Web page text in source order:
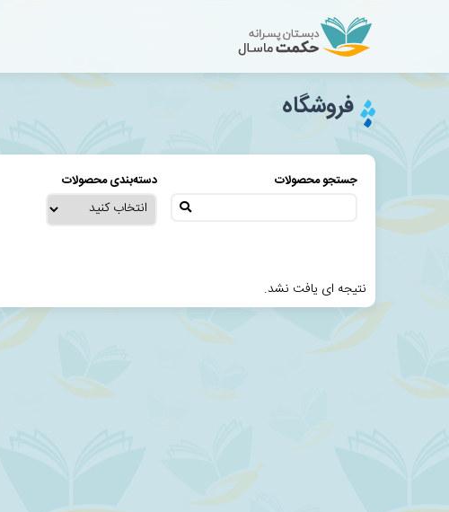
فروشگاه
جستجو محصولات دسته‌بندی محصولات
نتیجه ای یافت نشد.